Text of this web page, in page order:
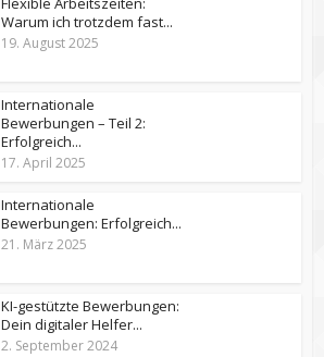
Warum ich trotzdem fast...
19. August 2025
Internationale
Bewerbungen – Teil 2:
Erfolgreich...
17. April 2025
Internationale
Bewerbungen: Erfolgreich...
21. März 2025
KI-gestützte Bewerbungen:
Dein digitaler Helfer...
2. September 2024